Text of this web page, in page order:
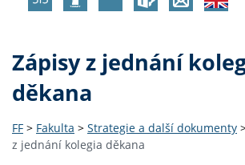
Zápisy z jednání
děkana
FF > Fakulta > Strategie a další dokumenty
z jednání kolegia děkana